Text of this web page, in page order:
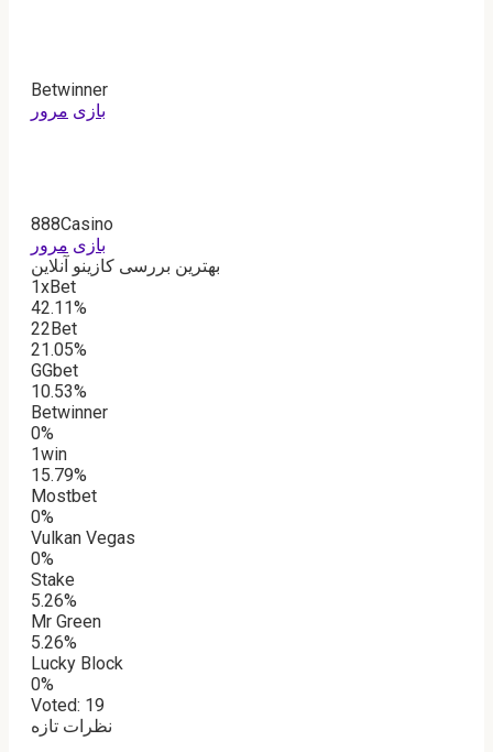
Betwinner
بازی مرور
888Casino
بازی مرور
بهترین بررسی کازینو آنلاین
1xBet
42.11%
22Bet
21.05%
GGbet
10.53%
Betwinner
0%
1win
15.79%
Mostbet
0%
Vulkan Vegas
0%
Stake
5.26%
Mr Green
5.26%
Lucky Block
0%
Voted: 19
نظرات تازه